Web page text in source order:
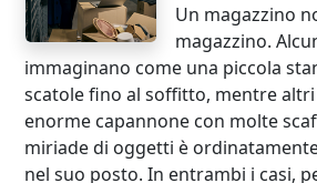
Un magazzino
magazzino.
immaginano come una piccola
scatole fino al soffitto, mentre
enorme capannone con molte
miriade di oggetti è
nel suo posto. In entrambi i casi,